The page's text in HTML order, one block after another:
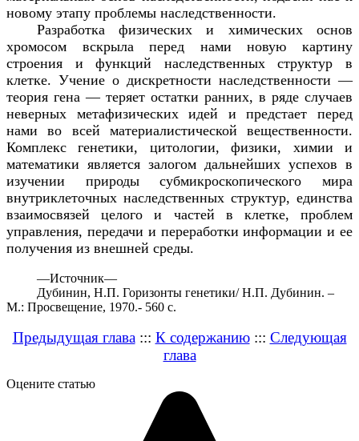
новому этапу проблемы наследственности.
Разработка физических и химических основ
хромосом вскрыла перед нами новую картину
строения и функций наследственных структур в
клетке. Учение о дискретности наследственности —
теория гена — теряет остатки ранних, в ряде случаев
неверных метафизических идей и предстает перед
нами во всей материалистической вещественности.
Комплекс генетики, цитологии, физики, химии и
математики является залогом дальнейших успехов в
изучении природы субмикроскопического мира
внутриклеточных наследственных структур, единства
взаимосвязей целого и частей в клетке, проблем
управления, передачи и переработки информации и ее
получения из внешней среды.
—Источник—
Дубинин, Н.П. Горизонты генетики/ Н.П. Дубинин. –
М.: Просвещение, 1970.- 560 с.
Предыдущая глава::: К содержанию::: Следующая
глава
Оцените статью